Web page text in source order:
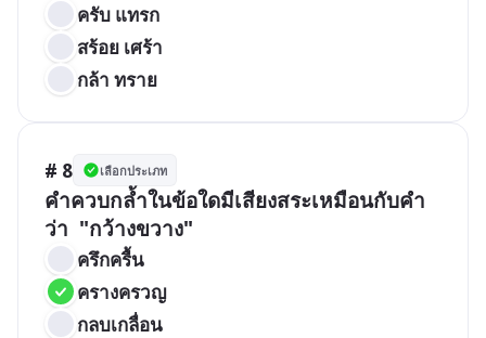
ครับ แทรก
สร้อย เศร้า
กล้า ทราย
# 8 เลือกประเภท
คำควบกล้ำในข้อใดมีเสียงสระเหมือนกับคำ
ว่า  "กว้างขวาง"
ครึกครื้น
ครางครวญ
กลบเกลื่อน